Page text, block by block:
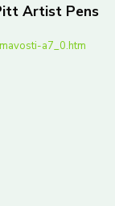
Artist Pens
a7_0.htm